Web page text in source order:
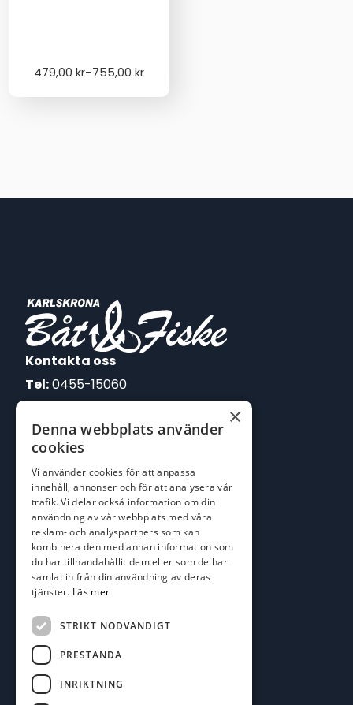
479,00kr–755,00kr
Price
Kontakta oss
Tel:0455-15060
E-post:
johan@batofiske.se
kim@batofiske.se
Adress
Karlskrona Båt & Fiske AB
Lallerstedts gata 4
371 54 Karlskrona
Följ oss
Facebook
×
Denna webbplats använder
cookies
Vi använder cookies för att anpassa
innehåll, annonser och för att analysera vår
trafik. Vi delar också information om din
användning av vår webbplats med våra
reklam- och analyspartners som kan
kombinera den med annan information som
du har tillhandahållit dem eller som de har
samlat in från din användning av deras
tjänster. Läs mer
STRIKT NÖDVÄNDIGT
PRESTANDA
INRIKTNING